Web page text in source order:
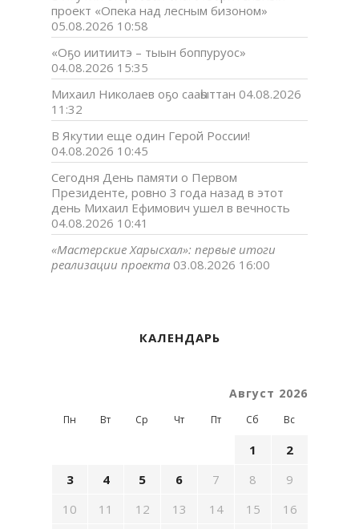
проект «Опека над лесным бизоном»
05.08.2026 10:58
«Оҕо иитиитэ – тыын боппуруос»
04.08.2026 15:35
Михаил Николаев оҕо сааһыттан 04.08.2026
11:32
В Якутии еще один Герой России!
04.08.2026 10:45
Сегодня День памяти о Первом
Президенте, ровно 3 года назад в этот
день Михаил Ефимович ушел в вечность
04.08.2026 10:41
«Мастерские Харысхал»: первые итоги
реализации проекта 03.08.2026 16:00
КАЛЕНДАРЬ
Август 2026
Пн Вт Ср Чт Пт Сб Вс
1
2
3
4 5 6 7 8
9
10
11 12 13 14 15
16